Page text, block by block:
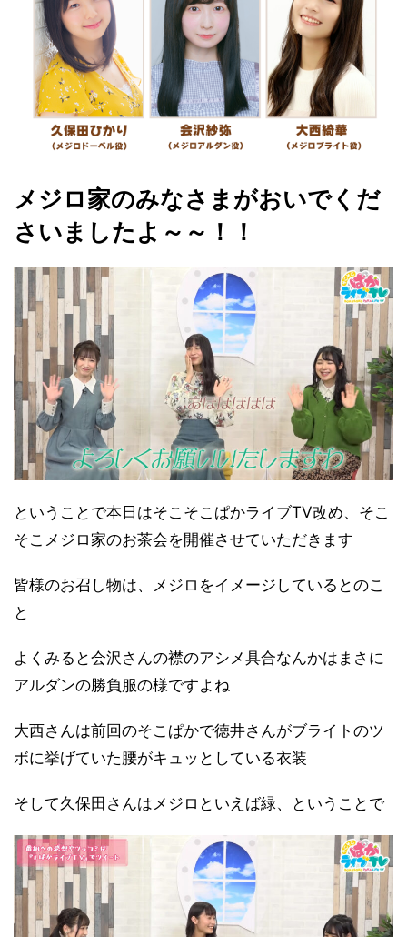
メジロ家のみなさまがおいでくだ
さいましたよ～～！！
ということで本日はそこそこぱかライブTV改め、そこ
そこメジロ家のお茶会を開催させていただきます
皆様のお召し物は、メジロをイメージしているとのこ
と
よくみると会沢さんの襟のアシメ具合なんかはまさに
アルダンの勝負服の様ですよね
大西さんは前回のそこぱかで徳井さんがブライトのツ
ボに挙げていた腰がキュッとしている衣装
そして久保田さんはメジロといえば緑、ということで